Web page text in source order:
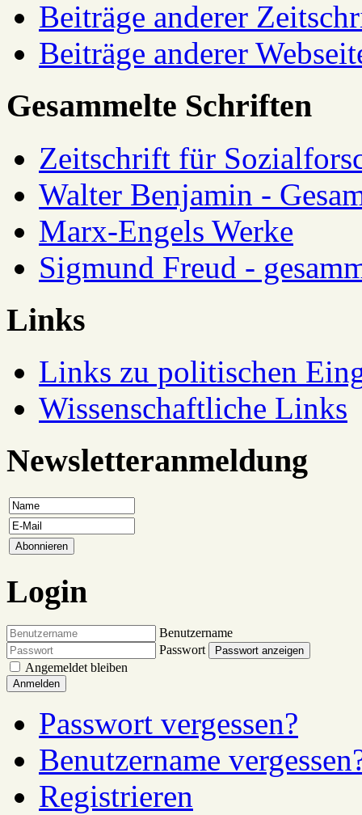
Beiträge anderer
Beiträge anderer
Gesammelte Schriften
Zeitschrift für
Walter Benjamin -
Marx-Engels Werke
Sigmund Freud -
Links
Links zu politischen
Wissenschaftliche Links
Newsletteranmeldung
Login
Benutzername
Passwort
Passwort anzeigen
Angemeldet bleiben
Anmelden
Passwort vergessen?
Benutzername
Registrieren